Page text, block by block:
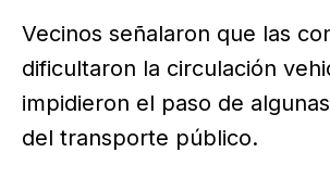
Vecinos señalaron que las
dificultaron la circulación
impidieron el paso de
del transporte público.